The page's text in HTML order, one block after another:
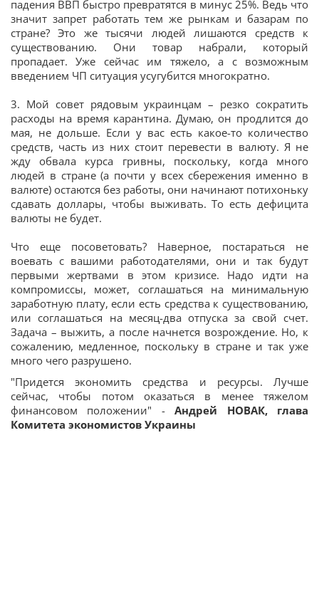
падения ВВП быстро превратятся в минус 25%. Ведь что
значит запрет работать тем же рынкам и базарам по
стране? Это же тысячи людей лишаются средств к
существованию. Они товар набрали, который
пропадает. Уже сейчас им тяжело, а с возможным
введением ЧП ситуация усугубится многократно.
3. Мой совет рядовым украинцам – резко сократить
расходы на время карантина. Думаю, он продлится до
мая, не дольше. Если у вас есть какое-то количество
средств, часть из них стоит перевести в валюту. Я не
жду обвала курса гривны, поскольку, когда много
людей в стране (а почти у всех сбережения именно в
валюте) остаются без работы, они начинают потихоньку
сдавать доллары, чтобы выживать. То есть дефицита
валюты не будет.
Что еще посоветовать? Наверное, постараться не
воевать с вашими работодателями, они и так будут
первыми жертвами в этом кризисе. Надо идти на
компромиссы, может, соглашаться на минимальную
заработную плату, если есть средства к существованию,
или соглашаться на месяц-два отпуска за свой счет.
Задача – выжить, а после начнется возрождение. Но, к
сожалению, медленное, поскольку в стране и так уже
много чего разрушено.
"Придется экономить средства и ресурсы. Лучше
сейчас, чтобы потом оказаться в менее тяжелом
финансовом положении" -Андрей НОВАК, глава
Комитета экономистов Украины